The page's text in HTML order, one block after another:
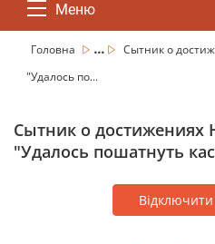
Меню
Головна ...
Сытник о
"Удалось по...
Сытник о достижениях
"Удалось пошатнуть